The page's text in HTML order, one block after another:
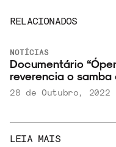
RELACIONADOS
NOTÍCIAS
Documentário
reverencia o samba
28 de Outubro, 2022
LEIA MAIS